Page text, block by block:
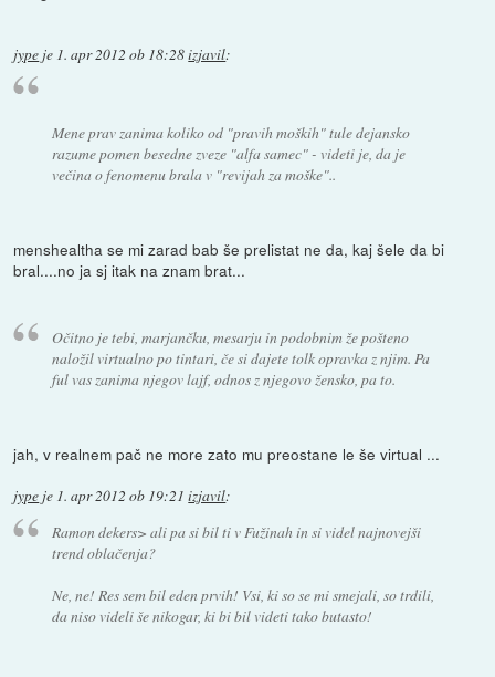
jype je 1. apr 2012 ob 18:28izjavil:
Mene prav zanima koliko od "pravih moških" tule dejansko
razume pomen besedne zveze "alfa samec" - videti je, da je
večina o fenomenu brala v "revijah za moške"..
menshealtha se mi zarad bab še prelistat ne da, kaj šele da bi
bral....no ja sj itak na znam brat...
Očitno je tebi, marjančku, mesarju in podobnim že pošteno
naložil virtualno po tintari, če si dajete tolk opravka z njim. Pa
ful vas zanima njegov lajf, odnos z njegovo žensko, pa to.
jah, v realnem pač ne more zato mu preostane le še virtual ...
jype je 1. apr 2012 ob 19:21 izjavil:
Ramon dekers> ali pa si bil ti v Fužinah in si videl najnovejši
trend oblačenja?
Ne, ne! Res sem bil eden prvih! Vsi, ki so se mi smejali, so trdili,
da niso videli še nikogar, ki bi bil videti tako butasto!